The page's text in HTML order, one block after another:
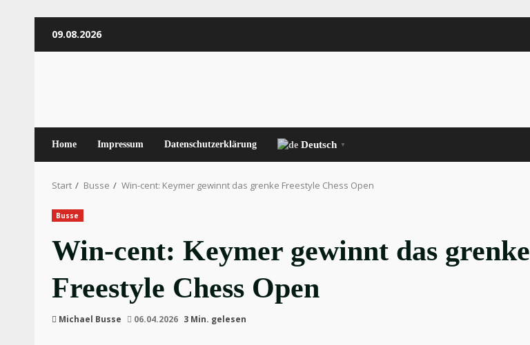
Inhalt09.08.2026
Home Impressum Datenschutzerklärung Deutsch ▼
Start Busse Win-cent: Keymer gewinnt das grenke Freestyle Chess Open
Busse
Win-cent: Keymer gewinnt das grenke
Freestyle Chess Open
Michael Busse 06.04.2026 3 Min. gelesen